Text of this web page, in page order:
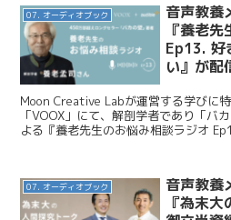
07. オーディオブック
音声教養
『養老
Ep13. 好
い』が配
Moon Creative Labが運営する学びに
「VOOX」にて、解剖学者であり「バ
よる『養老先生のお悩み相談ラジオ
07. オーディオブック
音声教養
『為末